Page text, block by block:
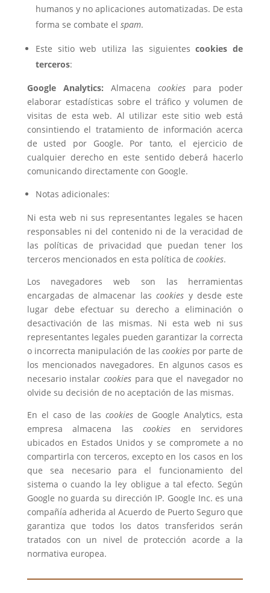
humanos y no aplicaciones automatizadas. De esta
forma se combate el spam.
Este sitio web utiliza las siguientescookies de
terceros:
Google Analytics: Almacenacookies para poder
elaborar estadísticas sobre el tráfico y volumen de
visitas de esta web. Al utilizar este sitio web está
consintiendo el tratamiento de información acerca
de usted por Google. Por tanto, el ejercicio de
cualquier derecho en este sentido deberá hacerlo
comunicando directamente con Google.
Notas adicionales:
Ni esta web ni sus representantes legales se hacen
responsables ni del contenido ni de la veracidad de
las políticas de privacidad que puedan tener los
terceros mencionados en esta política de cookies.
Los navegadores web son las herramientas
encargadas de almacenar lascookies y desde este
lugar debe efectuar su derecho a eliminación o
desactivación de las mismas. Ni esta web ni sus
representantes legales pueden garantizar la correcta
o incorrecta manipulación de lascookies por parte de
los mencionados navegadores. En algunos casos es
necesario instalarcookies para que el navegador no
olvide su decisión de no aceptación de las mismas.
En el caso de lascookies de Google Analytics, esta
empresa almacena lascookies en servidores
ubicados en Estados Unidos y se compromete a no
compartirla con terceros, excepto en los casos en los
que sea necesario para el funcionamiento del
sistema o cuando la ley obligue a tal efecto.Según
Google no guarda su dirección IP. Google Inc. es una
compañía adherida al Acuerdo de Puerto Seguro que
garantiza que todos los datos transferidos serán
tratados con un nivel de protección acorde a la
normativa europea.